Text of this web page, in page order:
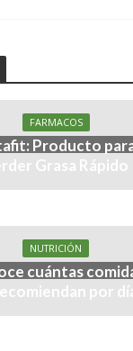
FARMACOS
Producto
Grasa Rápido
NUTRICIÓN
cuántas
por